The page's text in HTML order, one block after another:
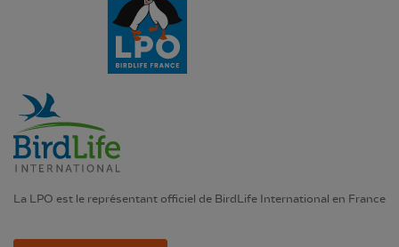
La LPO est le représentant officiel de BirdLife International en France